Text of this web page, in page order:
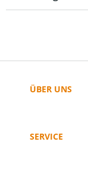
ÜBER UNS
SERVICE